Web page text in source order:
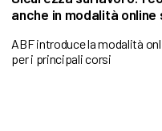
anche in modalità online
ABF introduce la modalità
per i principali corsi